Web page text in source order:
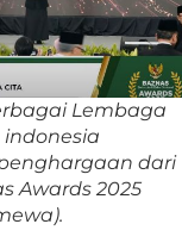
Lembaga
dari
Awards 2025